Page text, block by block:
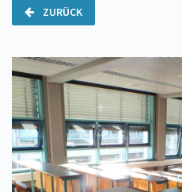
ZURÜCK